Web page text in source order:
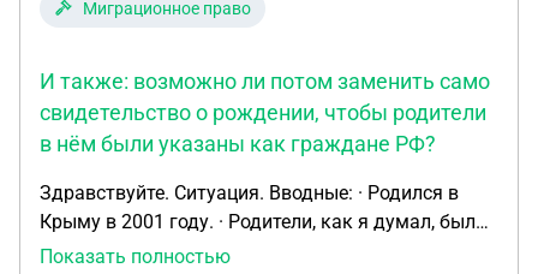
Миграционное право
И также: возможно ли потом заменить само
свидетельство о рождении, чтобы родители
в нём были указаны как граждане РФ?
Здравствуйте. Ситуация. Вводные: · Родился в
Крыму в 2001 году. · Родители, как я думал, были
только гражданами Украины (по факту
Показать полностью